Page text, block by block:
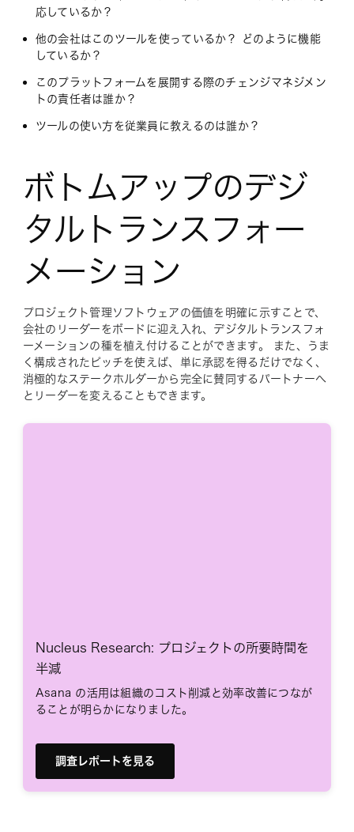
応しているか？
他の会社はこのツールを使っているか？ どのように機能
しているか？
このプラットフォームを展開する際のチェンジマネジメン
トの責任者は誰か？
ツールの使い方を従業員に教えるのは誰か？
ボトムアップのデジ
タルトランスフォー
メーション
プロジェクト管理ソフトウェアの価値を明確に示すことで、
会社のリーダーをボードに迎え入れ、デジタルトランスフォ
ーメーションの種を植え付けることができます。 また、うま
く構成されたピッチを使えば、単に承認を得るだけでなく、
消極的なステークホルダーから完全に賛同するパートナーへ
とリーダーを変えることもできます。
Nucleus Research: プロジェクトの所要時間を
半減
Asana の活用は組織のコスト削減と効率改善につなが
ることが明らかになりました。
調査レポートを見る